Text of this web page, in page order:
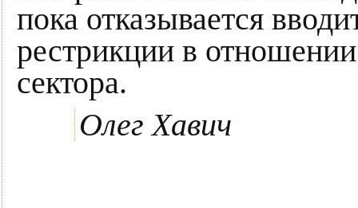
пока отказывается
рестрикции в
сектора.
Олег Хавич